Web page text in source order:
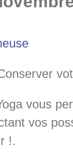
vous
vos
!.